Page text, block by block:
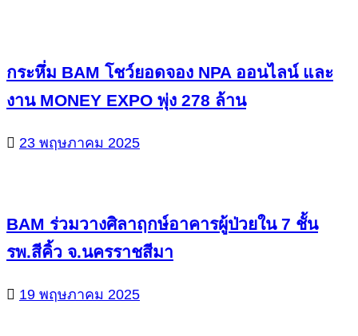
กระหึ่ม BAM โชว์ยอดจอง NPA ออนไลน์ และ
งาน MONEY EXPO พุ่ง 278 ล้าน
23 พฤษภาคม 2025
BAM ร่วมวางศิลาฤกษ์อาคารผู้ป่วยใน 7 ชั้น
รพ.สีคิ้ว จ.นครราชสีมา
19 พฤษภาคม 2025